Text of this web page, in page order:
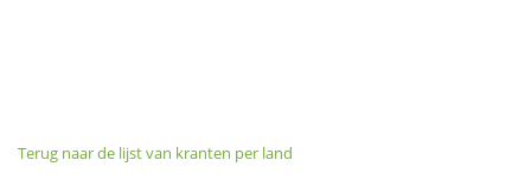
Terug naar de lijst van kranten per land